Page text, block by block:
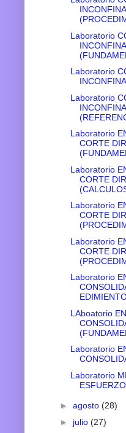
Laboratorio
Laboratorio
Laboratorio
Laboratorio
CORTE
Laboratorio
CORTE
Laboratorio
CORTE
Laboratorio
CORTE
Laboratorio
LAboatorio
Laboratorio
Laboratorio
► agosto (28)
► julio (27)